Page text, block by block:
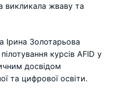
викликала жваву та
Ірина Золотарьова
курсів AFID у
досвідом
та цифрової освіти.